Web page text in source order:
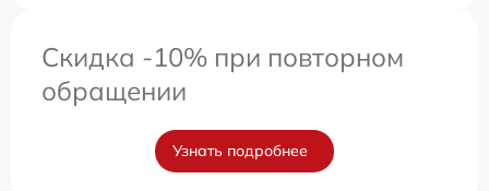
Скидка -10% при повторном
обращении
Узнать подробнее